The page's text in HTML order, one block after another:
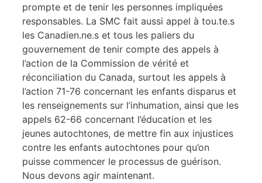
prompte et de tenir les personnes impliquées
responsables. La SMC fait aussi appel à tou.te.s
les Canadien.ne.s et tous les paliers du
gouvernement de tenir compte des appels à
l’action de la Commission de vérité et
réconciliation du Canada, surtout les appels à
l’action 71-76 concernant les enfants disparus et
les renseignements sur l’inhumation, ainsi que les
appels 62-66 concernant l’éducation et les
jeunes autochtones, de mettre fin aux injustices
contre les enfants autochtones pour qu’on
puisse commencer le processus de guérison.
Nous devons agir maintenant.